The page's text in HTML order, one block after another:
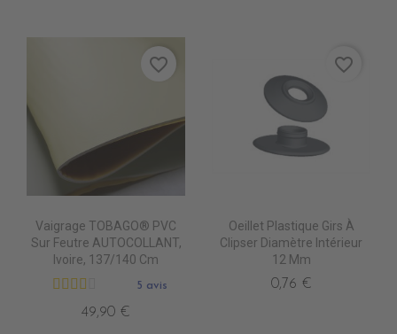
Vaigrage TOBAGO® PVC
Sur Feutre AUTOCOLLANT,
Ivoire, 137/140 Cm
5 avis
49,90 €
favorite_border
Oeillet Plastique Girs À
Clipser Diamètre Intérieur
12 Mm
0,76 €
favorite_border